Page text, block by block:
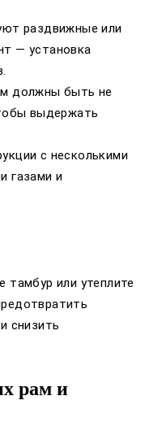
раздвижные или
— установка
должны быть не
выдержать
с несколькими
газами и
или утеплите
снизить
рам и